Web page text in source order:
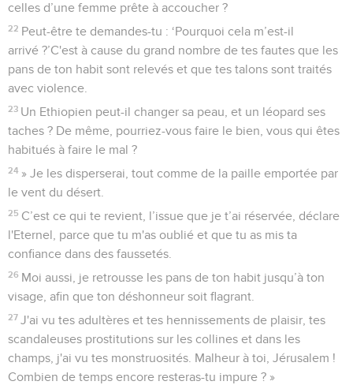
celles d’une femme prête à accoucher ?
22 Peut-être te demandes-tu : ‘Pourquoi cela m’est-il
arrivé ?’C'est à cause du grand nombre de tes fautes que les
pans de ton habit sont relevés et que tes talons sont traités
avec violence.
23 Un Ethiopien peut-il changer sa peau, et un léopard ses
taches ? De même, pourriez-vous faire le bien, vous qui êtes
habitués à faire le mal ?
24 » Je les disperserai, tout comme de la paille emportée par
le vent du désert.
25 C’est ce qui te revient, l’issue que je t’ai réservée, déclare
l'Eternel, parce que tu m'as oublié et que tu as mis ta
confiance dans des faussetés.
26 Moi aussi, je retrousse les pans de ton habit jusqu’à ton
visage, afin que ton déshonneur soit flagrant.
27 J'ai vu tes adultères et tes hennissements de plaisir, tes
scandaleuses prostitutions sur les collines et dans les
champs, j'ai vu tes monstruosités. Malheur à toi, Jérusalem !
Combien de temps encore resteras-tu impure ? »